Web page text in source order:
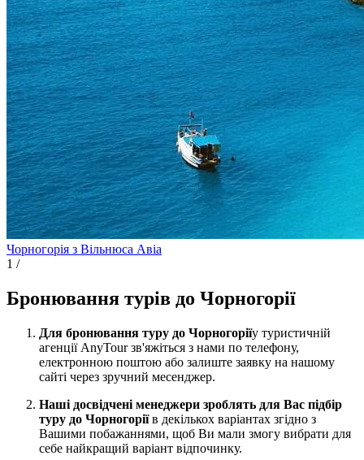
Чорногорія з Вільнюса Авіа
1 /
Бронювання турів до Чорногорії
Для бронювання туру до Чорногоріїу туристичній
агенції AnyTour зв'яжіться з нами по телефону,
електронною поштою або залиште заявку на нашому
сайті через зручний месенджер.
Наші досвідчені менеджери зроблять для Вас підбір
туру до Чорногоріїв декількох варіантах згідно з
Вашими побажаннями, щоб Ви мали змогу вибрати для
себе найкращий варіант відпочинку.